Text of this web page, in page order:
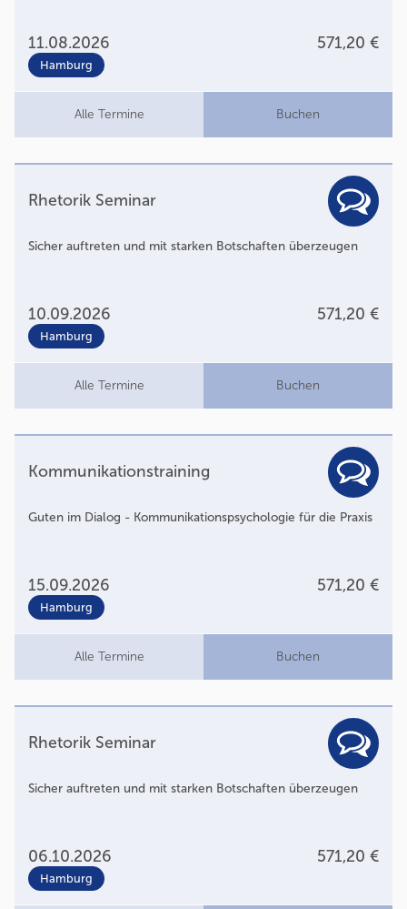
11.08.2026 571,20 €
Hamburg
Alle Termine Buchen
Rhetorik Seminar
Sicher auftreten und mit starken Botschaften überzeugen
10.09.2026 571,20 €
Hamburg
Alle Termine Buchen
Kommunikationstraining
Guten im Dialog - Kommunikationspsychologie für die Praxis
15.09.2026 571,20 €
Hamburg
Alle Termine Buchen
Rhetorik Seminar
Sicher auftreten und mit starken Botschaften überzeugen
06.10.2026 571,20 €
Hamburg